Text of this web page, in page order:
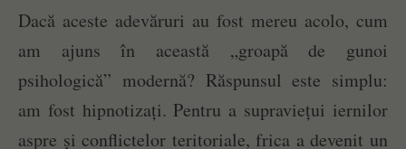
Dacă aceste adevăruri au fost mereu acolo, cum
am ajuns în această „groapă de gunoi
psihologică” modernă? Răspunsul este simplu:
am fost hipnotizați. Pentru a supraviețui iernilor
aspre și conflictelor teritoriale, frica a devenit un